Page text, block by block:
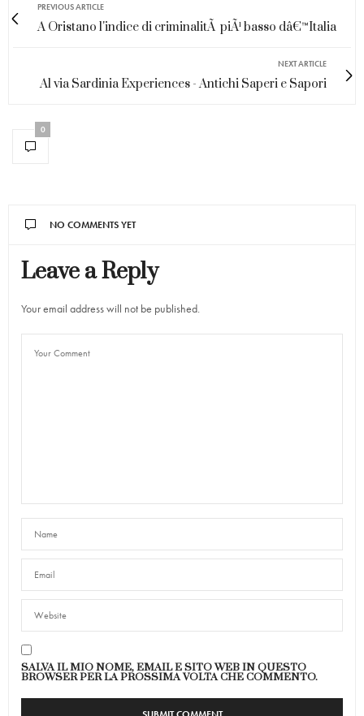
PREVIOUS ARTICLE
A Oristano l'indice di criminalitÃ piÃ¹ basso dâ€™Italia
NEXT ARTICLE
Al via Sardinia Experiences - Antichi Saperi e Sapori
0
NO COMMENTS YET
Leave a Reply
Your email address will not be published.
SALVA IL MIO NOME, EMAIL E SITO WEB IN QUESTO
BROWSER PER LA PROSSIMA VOLTA CHE COMMENTO.